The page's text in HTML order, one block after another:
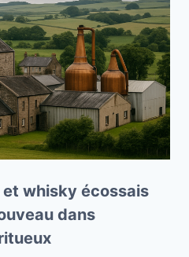
whisky écossais
dans